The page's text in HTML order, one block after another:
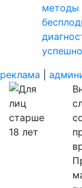
методы
реклама